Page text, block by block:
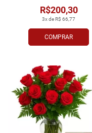
COMPRAR
3x de R$ 66,77
R$200,30